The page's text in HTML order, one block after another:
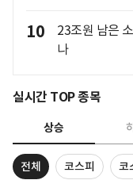
10
23조원 남은
나
실시간 TOP 종목
상승
전체 코스피 코